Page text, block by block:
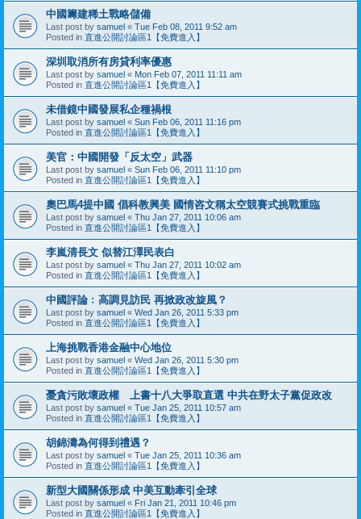
中國籌建稀土戰略儲備
Last post by samuel « Tue Feb 08, 2011 9:52 am
Posted in 直進公開討論區1【免費進入】
深圳取消所有房貸利率優惠
Last post by samuel « Mon Feb 07, 2011 11:11 am
Posted in 直進公開討論區1【免費進入】
未借鏡中國發展私企種禍根
Last post by samuel « Sun Feb 06, 2011 11:16 pm
Posted in 直進公開討論區1【免費進入】
美官：中國開發「反太空」武器
Last post by samuel « Sun Feb 06, 2011 11:10 pm
Posted in 直進公開討論區1【免費進入】
奧巴馬4提中國 倡科教興美 國情咨文稱太空競賽式挑戰重臨
Last post by samuel « Thu Jan 27, 2011 10:06 am
Posted in 直進公開討論區1【免費進入】
李嵐清長文 似替江澤民表白
Last post by samuel « Thu Jan 27, 2011 10:02 am
Posted in 直進公開討論區1【免費進入】
中國評論﹕高調見訪民 再掀政改旋風？
Last post by samuel « Wed Jan 26, 2011 5:33 pm
Posted in 直進公開討論區1【免費進入】
上海挑戰香港金融中心地位
Last post by samuel « Wed Jan 26, 2011 5:30 pm
Posted in 直進公開討論區1【免費進入】
憂貪污敗壞政權 上書十八大爭取直選 中共在野太子黨促政改
Last post by samuel « Tue Jan 25, 2011 10:57 am
Posted in 直進公開討論區1【免費進入】
胡錦濤為何得到禮遇？
Last post by samuel « Tue Jan 25, 2011 10:36 am
Posted in 直進公開討論區1【免費進入】
新型大國關係形成 中美互動牽引全球
Last post by samuel « Fri Jan 21, 2011 10:46 pm
Posted in 直進公開討論區1【免費進入】